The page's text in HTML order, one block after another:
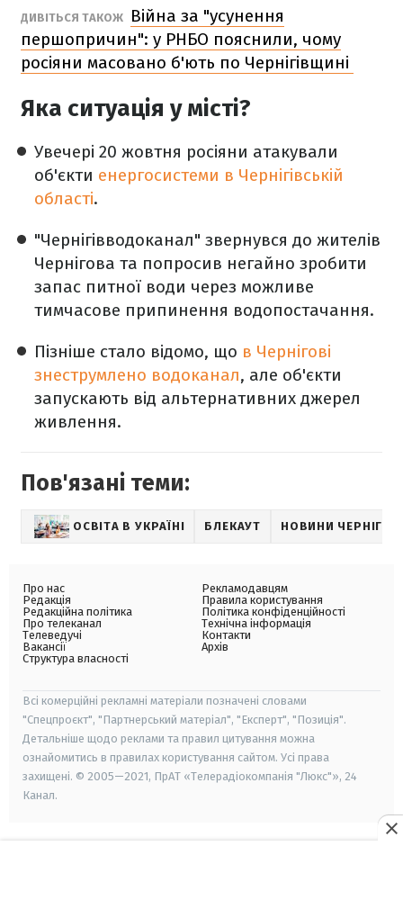
ДИВІТЬСЯ ТАКОЖ
Війна за "усунення
першопричин": у РНБО пояснили, чому
росіяни масовано б'ють по Чернігівщині
Яка ситуація у місті?
Увечері 20 жовтня росіяни атакували
об'єкти енергосистеми в Чернігівській
області.
"Чернігівводоканал" звернувся до жителів
Чернігова та попросив негайно зробити
запас питної води через можливе
тимчасове припинення водопостачання.
Пізніше стало відомо, що в Чернігові
знеструмлено водоканал, але об'єкти
запускають від альтернативних джерел
живлення.
Пов'язані теми:
ОСВІТА В УКРАЇНІ БЛЕКАУТ НОВИНИ
Про нас
Редакція
Редакційна політика
Про телеканал
Телеведучі
Вакансії
Структура власності
Рекламодавцям
Правила користування
Політика конфіденційності
Технічна інформація
Контакти
Архів
Всі комерційні рекламні матеріали позначені словами
"Спецпроєкт", "Партнерський матеріал", "Експерт", "Позиція".
Детальніше щодо реклами та правил цитування можна
ознайомитись в правилах користування сайтом. Усі права
захищені. © 2005—2021, ПрАТ «Телерадіокомпанія "Люкс"», 24
Канал.